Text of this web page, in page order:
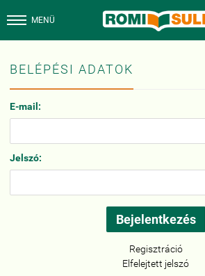
MENÜ
BELÉPÉSI ADATOK
E-mail:
Jelszó:
Regisztráció
Elfelejtett jelszó